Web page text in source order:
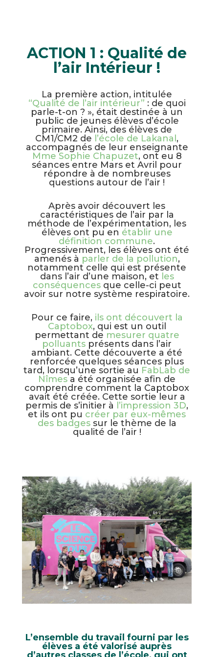
ACTION 1 : Qualité de
l’air Intérieur !
La première action, intitulée
“Qualité de l’air intérieur” : de quoi
parle-t-on ? », était destinée à un
public de jeunes élèves d’école
primaire. Ainsi, des élèves de
CM1/CM2 de l’école de Lakanal,
accompagnés de leur enseignante
Mme Sophie Chapuzet, ont eu 8
séances entre Mars et Avril pour
répondre à de nombreuses
questions autour de l’air !
Après avoir découvert les
caractéristiques de l’air par la
méthode de l’expérimentation, les
élèves ont pu en établir une
définition commune.
Progressivement, les élèves ont été
amenés à parler de la pollution,
notamment celle qui est présente
dans l’air d’une maison, et les
conséquencesque celle-ci peut
avoir sur notre système respiratoire.
Pour ce faire, ils ont découvert la
Captobox, qui est un outil
permettant de mesurer quatre
polluants présents dans l’air
ambiant. Cette découverte a été
renforcée quelques séances plus
tard, lorsqu’une sortie au FabLab de
Nîmesa été organisée afin de
comprendre comment la Captobox
avait été créée. Cette sortie leur a
permis de s’initier à l’impression 3D,
et ils ont pu créer par eux-mêmes
des badgessur le thème de la
qualité de l’air !
L’ensemble du travail fourni par les
élèves a été valorisé auprès